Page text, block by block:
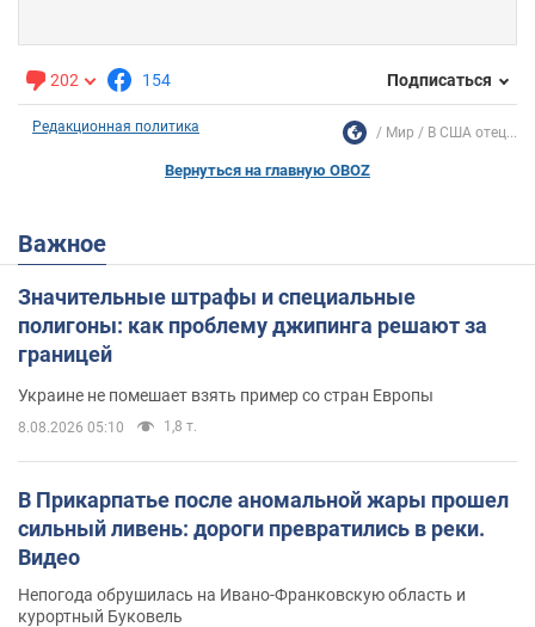
202 154 Подписаться
Редакционная политика Мир В США отец...
Вернуться на главную OBOZ
Важное
Значительные штрафы и специальные
полигоны: как проблему джипинга решают за
границей
Украине не помешает взять пример со стран Европы
8.08.2026 05:10 1,8 т.
В Прикарпатье после аномальной жары прошел
сильный ливень: дороги превратились в реки.
Видео
Непогода обрушилась на Ивано-Франковскую область и
курортный Буковель